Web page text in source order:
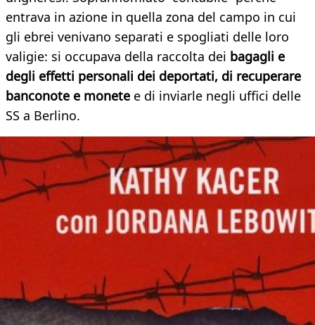
entrava in azione in quella zona del campo in cui
gli ebrei venivano separati e spogliati delle loro
valigie: si occupava della raccolta dei bagagli e
degli effetti personali dei deportati, di recuperare
banconote e monete e di inviarle negli uffici delle
SS a Berlino.